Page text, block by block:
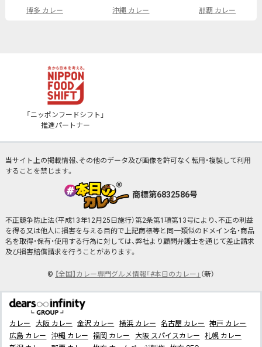
博多 カレー
沖縄 カレー 那覇 カレー
「ニッポンフードシフト」
推進パートナー
当サイト上の掲載情報、その他のデータ及び画像を許可なく転用・複製して利用
することを禁じます。
商標第6832586号
不正競争防止法（平成13年12月25日施行）第2条第1項第13号により、不正の利益
を得る又は他人に損害を与える目的で上記商標等と同一類似のドメイン名・商品
名を取得・保有・使用する行為に対しては、弊社より顧問弁護士を通じて差止請求
及び損害賠償請求を行うことがあります。
© 【全国】カレー専門グルメ情報「#本日のカレー」 （新）
カレー 大阪 カレー 金沢 カレー 横浜 カレー 名古屋 カレー
神戸 カレー
広島 カレー
沖縄 カレー 福岡 カレー 大阪 スパイスカレー
札幌 カレー